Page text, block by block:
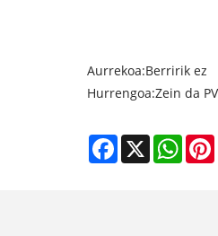
Aurrekoa:Berririk ez
Hurrengoa:Zein da
Facebook
X